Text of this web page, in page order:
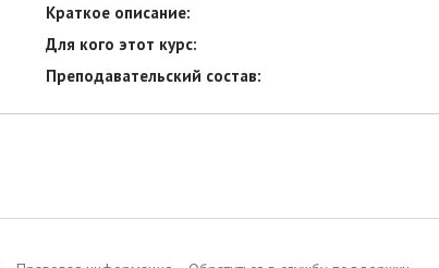
Краткое описание:
Для кого этот курс:
Преподавательский состав: